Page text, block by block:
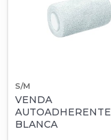
S/M
VENDA
AUTOADHERENTE
BLANCA